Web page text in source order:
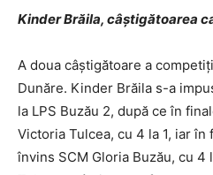
Kinder Brăila, câștigătoarea
A doua câștigătoare a
Dunăre. Kinder Brăila s-a
la LPS Buzău 2, după ce în
Victoria Tulcea, cu 4 la 1, iar
învins SCM Gloria Buzău, cu 4